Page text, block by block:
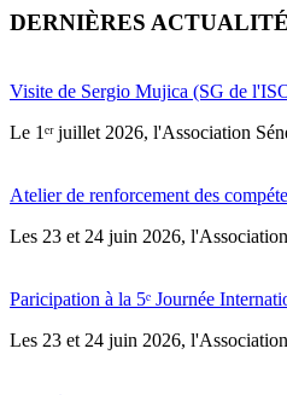
DERNIÈRES
Visite de Sergio Mujica (SG de
Le 1ᵉʳ juillet 2026, l'Association
Atelier de renforcement des
Les 23 et 24 juin 2026,
Paricipation à la 5ᵉ Journée
‎Les 23 et 24 juin 2026,